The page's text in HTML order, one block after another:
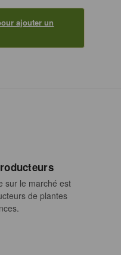
ajouter un
sur le marché est
de plantes